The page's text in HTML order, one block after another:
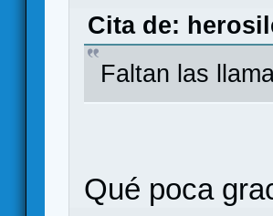
Cita de:
Faltan las
Qué poca